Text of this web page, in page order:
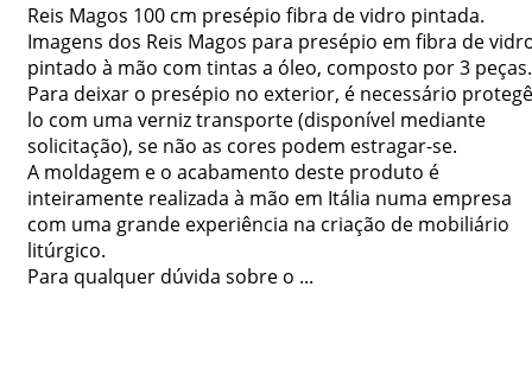
Reis Magos 100 cm presépio fibra de vidro pintada.
Imagens dos Reis Magos para presépio em fibra de
pintado à mão com tintas a óleo, composto por 3 peças.
Para deixar o presépio no exterior, é necessário
lo com uma verniz transporte (disponível mediante
solicitação), se não as cores podem estragar-se.
A moldagem e o acabamento deste produto é
inteiramente realizada à mão em Itália numa empresa
com uma grande experiência na criação de mobiliário
litúrgico.
Para qualquer dúvida sobre o ...